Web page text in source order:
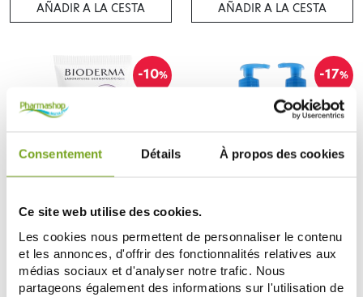
Consentement Détails À propos des cookies
Ce site web utilise des cookies.
Les cookies nous permettent de personnaliser le contenu
et les annonces, d'offrir des fonctionnalités relatives aux
médias sociaux et d'analyser notre trafic. Nous
partageons également des informations sur l'utilisation de
AÑADIR A LA CESTA AÑADIR A LA CESTA
-10%
BIODERMA CICABIO MAINS
BAUME BARRIERE REPARATEUR
50ML
8,65 € 7,78 €
-17%
BIODERMA ATODERM CREME
ULTRA NOURRISSANTE LOT DE
2X500ML
23,95 € 19,88 €